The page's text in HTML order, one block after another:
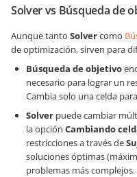
Solver vs Búsqueda de
Aunque tanto Solvercomo
de optimización, sirven para
Búsqueda de objetivo
necesario para lograr un
Cambia solo una celda
Solver puede cambiar
la opción Cambiando
restricciones a través de
soluciones óptimas
problemas más complejos.